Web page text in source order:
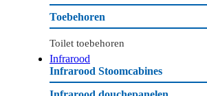
Toebehoren
Toilet toebehoren
Infrarood
Infrarood Stoomcabines